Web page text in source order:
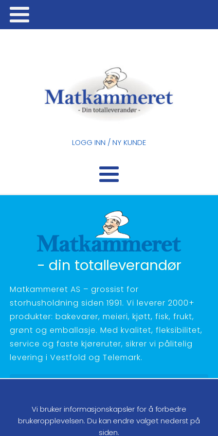
LOGG INN / NY KUNDE
- din totalleverandør
Matkammeret AS – grossist for
storhusholdning siden 1991. Vi leverer 2000+
produkter: bakevarer, meieri, kjøtt, fisk, frukt,
grønt og emballasje. Med kvalitet, fleksibilitet,
service og faste kjøreruter, sikrer vi pålitelig
levering i Vestfold og Telemark.
Telefon:
35 58 48 70
ordre@matkammeret.no
Vi bruker informasjonskapsler for å forbedre
brukeropplevelsen. Du kan endre valget nederst på
siden.